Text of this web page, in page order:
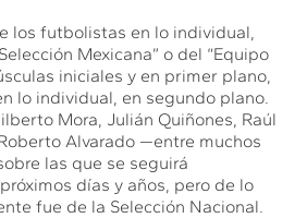
los futbolistas en lo individual,
Mexicana” o del “Equipo
iniciales y en primer plano,
lo individual, en segundo plano.
Mora, Julián Quiñones, Raúl
Alvarado —entre muchos
las que se seguirá
días y años, pero de lo
fue de la Selección Nacional.